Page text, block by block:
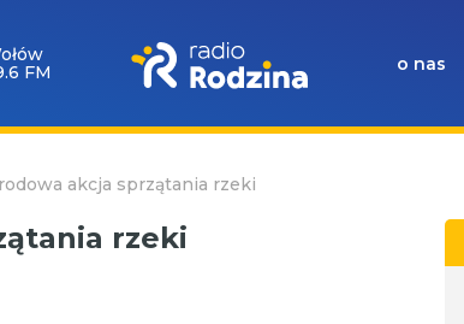
FM
o nas
akcja sprzątania rzeki
rzeki